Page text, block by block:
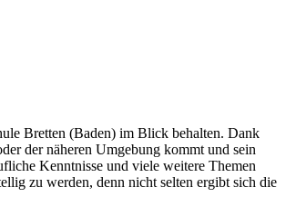
Bretten (Baden) im Blick behalten. Dank
der näheren Umgebung kommt und sein
Kenntnisse und viele weitere Themen
zu werden, denn nicht selten ergibt sich die